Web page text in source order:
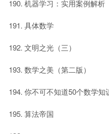
机器学习：实用案例解析
具体数学
文明之光（三）
数学之美（第二版）
你不可不知道50个数学知
算法帝国